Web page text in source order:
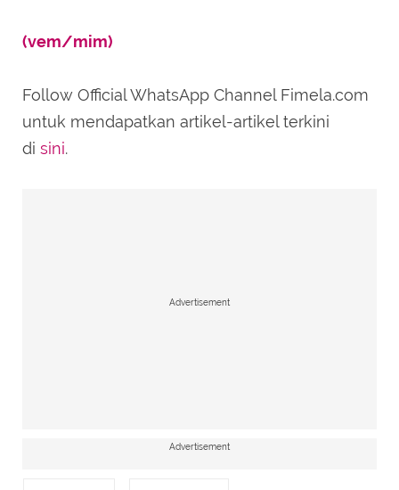
(vem/mim)
Follow Official WhatsApp Channel Fimela.com
untuk mendapatkan artikel-artikel terkini
di sini.
Advertisement
Advertisement